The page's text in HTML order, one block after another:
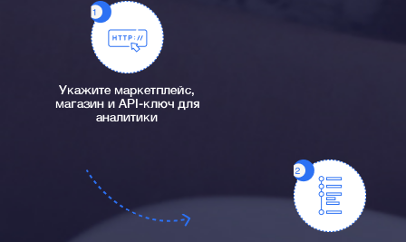
Укажите маркетплейс,
магазин и API-ключ для
аналитики